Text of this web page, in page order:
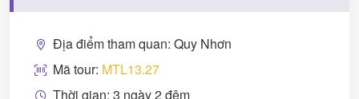
Địa điểm tham quan: Quy Nhơn
Mã tour: MTL13.27
Thời gian: 3 ngày 2 đêm